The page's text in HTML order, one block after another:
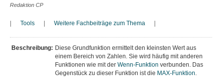
Redaktion CP
Tools Weitere Fachbeiträge zum Thema
Beschreibung: Diese Grundfunktion ermittelt den kleinsten Wert aus
einem Bereich von Zahlen. Sie wird häufig mit anderen
Funktionen wie mit der Wenn-Funktion verbunden. Das
Gegenstück zu dieser Funktion ist die MAX-Funktion.